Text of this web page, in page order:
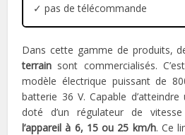
✓ pas de télécommande
Dans cette gamme de produits,
terrain sont commercialisés.
modèle électrique puissant de
batterie 36 V. Capable
doté d’un régulateur de
l’appareil à 6, 15 ou 25 km/h. Ce